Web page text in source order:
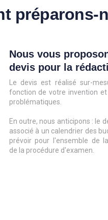
préparons-
Nous vous
devis pour la
Le devis est réalisé sur-
fonction de votre invention et
problématiques.
En outre, nous anticipons : le
associé à un calendrier des
prévoir pour l'ensemble de
de la procédure d'examen.